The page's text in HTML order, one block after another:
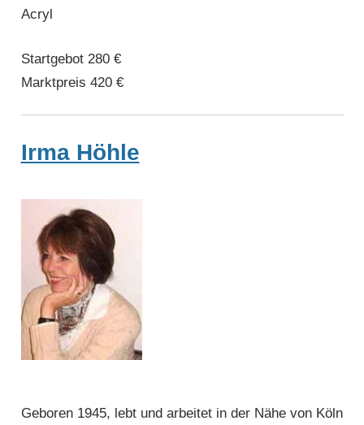
Acryl
Startgebot 280 €
Marktpreis 420 €
Irma Höhle
Geboren 1945, lebt und arbeitet in der Nähe von Köln